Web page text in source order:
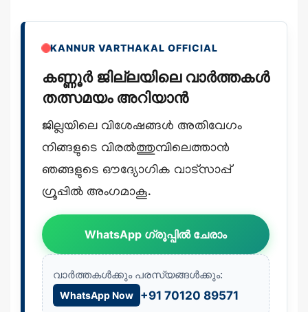
KANNUR VARTHAKAL OFFICIAL
കണ്ണൂർ ജില്ലയിലെ വാർത്തകൾ
തത്സമയം അറിയാൻ
ജില്ലയിലെ വിശേഷങ്ങൾ അതിവേഗം
നിങ്ങളുടെ വിരൽത്തുമ്പിലെത്താൻ
ഞങ്ങളുടെ ഔദ്യോഗിക വാട്സാപ്പ്
ഗ്രൂപ്പിൽ അംഗമാകൂ.
WhatsApp ഗ്രൂപ്പിൽ ചേരാം
വാർത്തകൾക്കും പരസ്യങ്ങൾക്കും:
WhatsApp Now +91 70120 89571